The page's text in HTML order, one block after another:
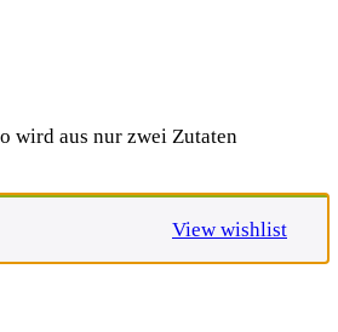
wird aus nur zwei Zutaten
View wishlist